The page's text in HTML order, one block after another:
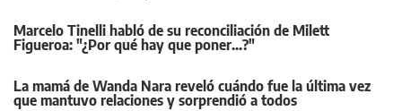
Marcelo Tinelli habló de su reconciliación de Milett
Figueroa: "¿Por qué hay que poner...?"
La mamá de Wanda Nara reveló cuándo fue la última vez
que mantuvo relaciones y sorprendió a todos